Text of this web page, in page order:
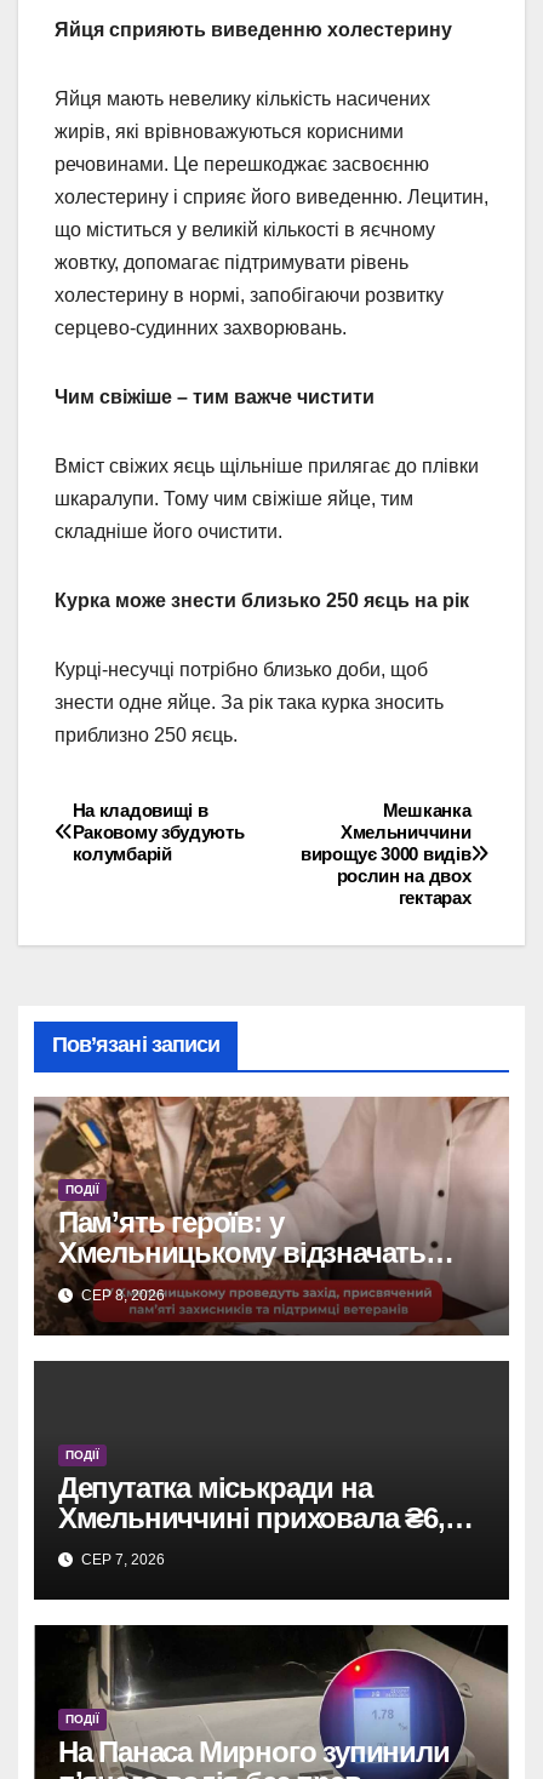
Яйця сприяють виведенню холестерину
Яйця мають невелику кількість насичених
жирів, які врівноважуються корисними
речовинами. Це перешкоджає засвоєнню
холестерину і сприяє його виведенню. Лецитин,
що міститься у великій кількості в яєчному
жовтку, допомагає підтримувати рівень
холестерину в нормі, запобігаючи розвитку
серцево-судинних захворювань.
Чим свіжіше – тим важче чистити
Вміст свіжих яєць щільніше прилягає до плівки
шкаралупи. Тому чим свіжіше яйце, тим
складніше його очистити.
Курка може знести близько 250 яєць на рік
Курці-несучці потрібно близько доби, щоб
знести одне яйце. За рік така курка зносить
приблизно 250 яєць.
Навігація
записів
Мешканка
Хмельниччини
вирощує 3000 видів
рослин на двох
гектарах
На кладовищі в
Раковому збудують
колумбарій
Пов’язані записи
ПОДІЇ
Пам’ять героїв: у
Хмельницькому відзначать
захисників та підтримають
ветеранів.
СЕР 8, 2026
ПОДІЇ
Депутатка міськради на
Хмельниччині приховала ₴6,4
млн: винесено вирок
СЕР 7, 2026
ПОДІЇ
На Панаса Мирного зупинили